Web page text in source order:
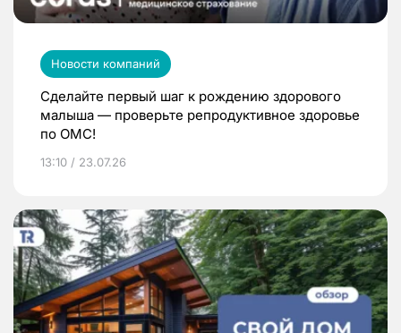
Новости компаний
Сделайте первый шаг к рождению здорового
малыша — проверьте репродуктивное здоровье
по ОМС!
13:10 / 23.07.26